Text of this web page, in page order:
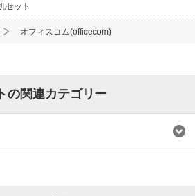
セット
オフィスコム(officecom)
の関連カテゴリー